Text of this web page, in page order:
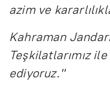
azim ve
Kahraman
Teşkilatlarımız
ediyoruz."